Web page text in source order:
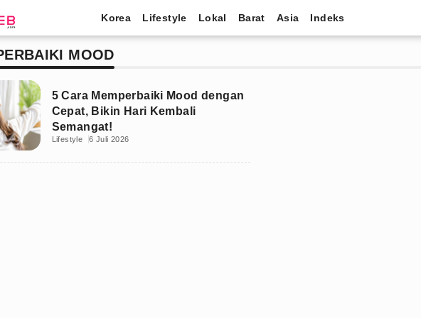
Korea Lifestyle Lokal Barat Asia Indeks
MOOD
5 Cara Memperbaiki Mood dengan
Cepat, Bikin Hari Kembali
Semangat!
Lifestyle 6 Juli 2026